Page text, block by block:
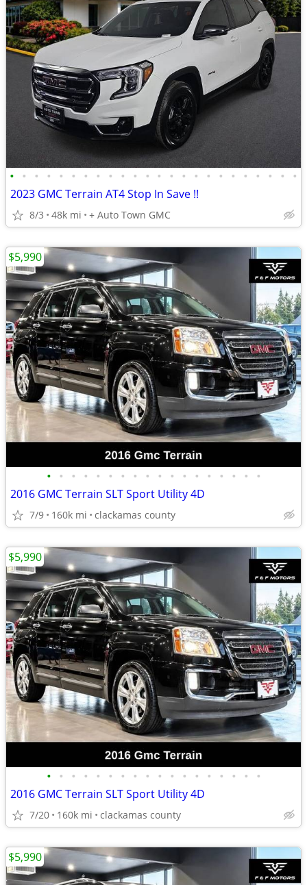
• • • • • • • • • • • • • • • • • • • • • • • •
2023 GMC Terrain AT4 Stop In Save !!
8/3 48k mi + Auto Town GMC
• • • • • • • • • • • • • • • • • •
2016 GMC Terrain SLT Sport Utility 4D
7/9 160k mi clackamas county
$5,990
• • • • • • • • • • • • • • • • • •
2016 GMC Terrain SLT Sport Utility 4D
7/20 160k mi clackamas county
$5,990
$5,990